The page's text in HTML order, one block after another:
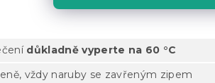
důkladně vyperte na 60 °C
vždy naruby se zavřeným zipem